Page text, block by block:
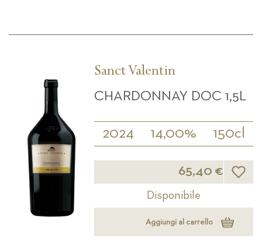
Sanct Valentin
CHARDONNAY DOC 1,5L
2024 14,00% 150cl
65,40 € Lista
Disponibile
Aggiungi al carrello